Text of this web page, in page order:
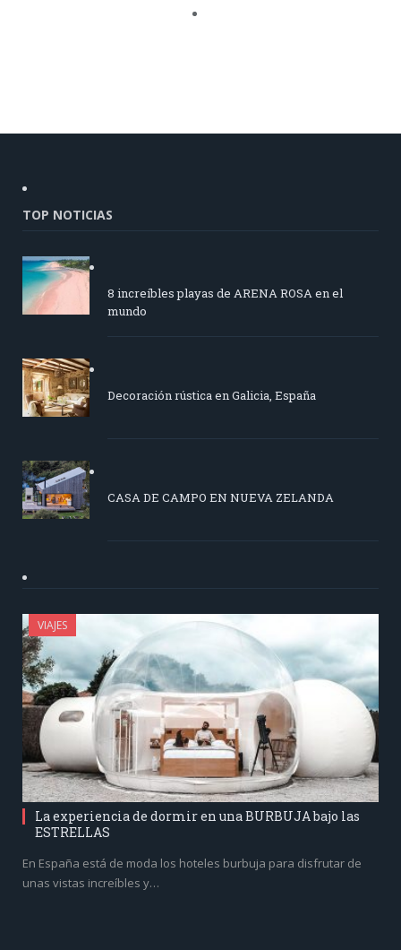
TOP NOTICIAS
8 increíbles playas de ARENA ROSA en el
mundo
Decoración rústica en Galicia, España
CASA DE CAMPO EN NUEVA ZELANDA
VIAJES
La experiencia de dormir en una BURBUJA bajo las
ESTRELLAS
En España está de moda los hoteles burbuja para disfrutar de
unas vistas increíbles y…